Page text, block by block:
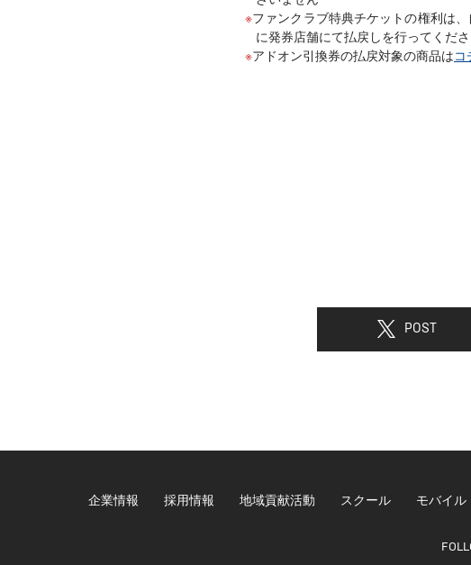
ファンクラブ特典チケットの権利は
に発券店舗にて払戻しを行ってくだ
アドオン引換券の払戻対象の商品はコ
POST
企業情報 採用情報 地域貢献活動 スクール モバイル